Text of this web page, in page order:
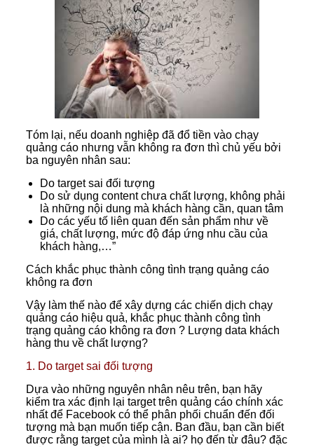
Tóm lại, nếu doanh nghiệp đã đổ tiền vào chạy
quảng cáo nhưng vẫn không ra đơn thì chủ yếu bởi
ba nguyên nhân sau:
Do target sai đối tượng
Do sử dụng content chưa chất lượng, không phải
là những nội dung mà khách hàng cần, quan tâm
Do các yếu tố liên quan đến sản phẩm như về
giá, chất lượng, mức độ đáp ứng nhu cầu của
khách hàng,…”
Cách khắc phục thành công tình trạng quảng cáo
không ra đơn
Vậy làm thế nào để xây dựng các chiến dịch chạy
quảng cáo hiệu quả, khắc phục thành công tình
trạng quảng cáo không ra đơn ? Lượng data khách
hàng thu về chất lượng?
1. Do target sai đối tượng
Dựa vào những nguyên nhân nêu trên, bạn hãy
kiểm tra xác định lại target trên quảng cáo chính xác
nhất để Facebook có thể phân phối chuẩn đến đối
tượng mà bạn muốn tiếp cận. Ban đầu, bạn cần biết
được rằng target của mình là ai? họ đến từ đâu? đặc